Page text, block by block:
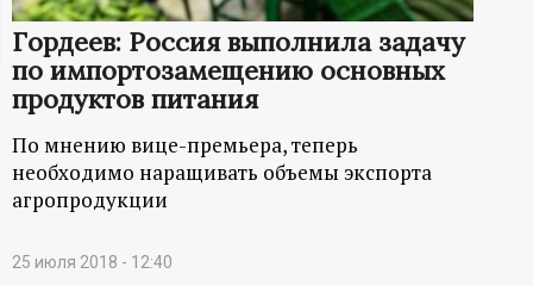
а
ц
и
о
н
Гордеев: Россия выполнила задачу
по импортозамещению основных
продуктов питания
По мнению вице-премьера, теперь
необходимо наращивать объемы экспорта
агропродукции
25 июля 2018 - 12:40